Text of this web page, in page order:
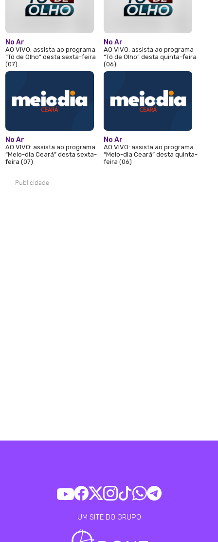
No Ar
AO VIVO: assista ao programa
“Tô de Olho” desta sexta-feira
(07)
No Ar
AO VIVO: assista ao programa
“Meio-dia Ceará” desta sexta-
feira (07)
No Ar
AO VIVO: assista ao programa
“Tô de Olho” desta quinta-feira
(06)
No Ar
AO VIVO: assista ao programa
“Meio-dia Ceará” desta quinta-
feira (06)
Publicidade
UM SITE DO GRUPO